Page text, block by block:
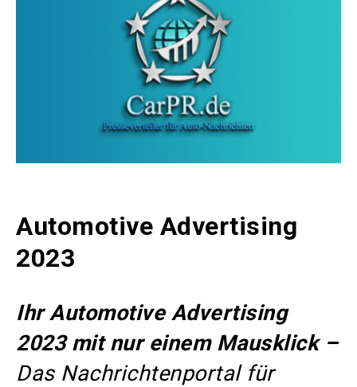
Automotive Advertising
2023
Ihr Automotive Advertising
2023 mit nur einem Mausklick –
Das Nachrichtenportal für